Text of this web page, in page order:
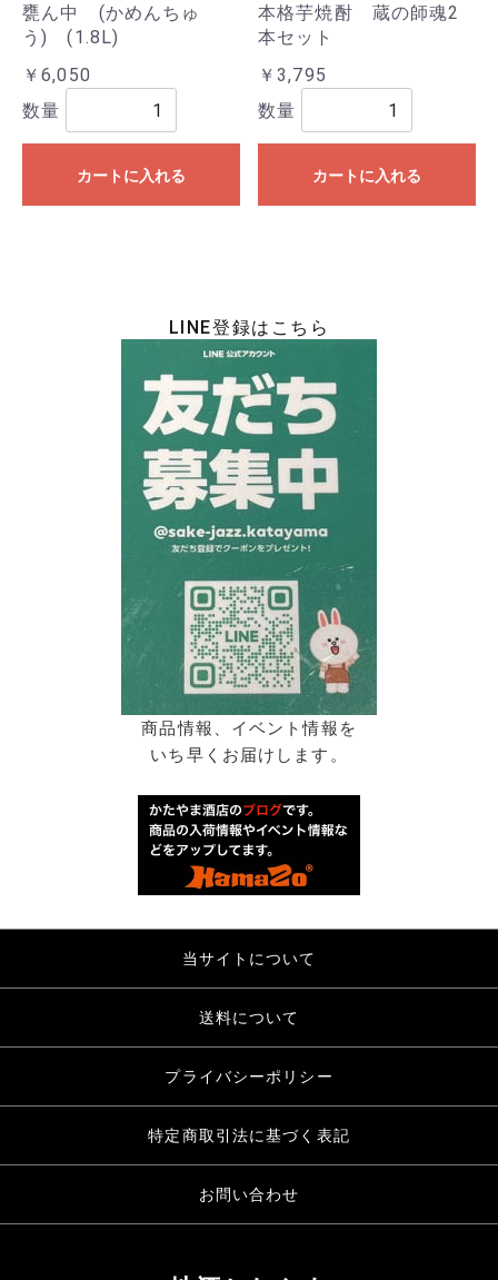
甕ん中 (かめんちゅ
う) (1.8L)
￥6,050
数量
カートに入れる
本格芋焼酎 蔵の師魂2
本セット
￥3,795
数量
カートに入れる
LINE登録はこちら
商品情報、イベント情報を
いち早くお届けします。
当サイトについて
送料について
プライバシーポリシー
特定商取引法に基づく表記
お問い合わせ